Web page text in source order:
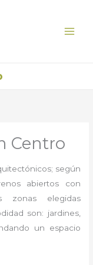
Centro
según
abiertos con
zonas elegidas
son: jardines,
un espacio